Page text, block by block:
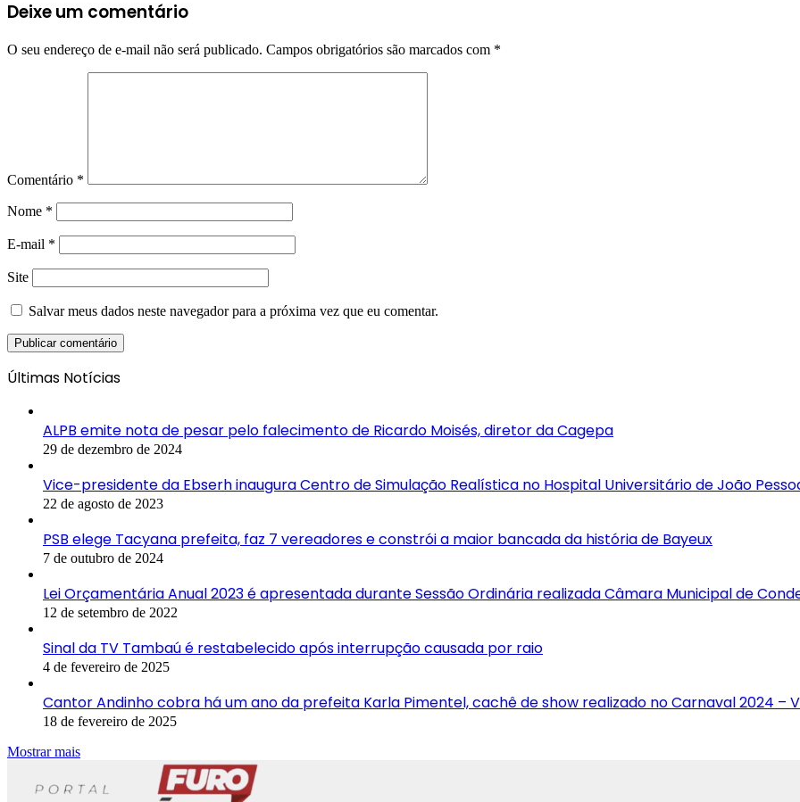
Deixe um comentário
O seu endereço de e-mail não será publicado. Campos obrigatórios são marcados com *
Comentário *
Nome *
E-mail *
Site
Salvar meus dados neste navegador para a próxima vez que eu comentar.
Últimas Notícias
ALPB emite nota de pesar pelo falecimento de Ricardo Moisés, diretor da Cagepa
29 de dezembro de 2024
Vice-presidente da Ebserh inaugura Centro de Simulação Realística no Hospital Universitário de João
22 de agosto de 2023
PSB elege Tacyana prefeita, faz 7 vereadores e constrói a maior bancada da história de Bayeux
7 de outubro de 2024
Lei Orçamentária Anual 2023 é apresentada durante Sessão Ordinária realizada Câmara Municipal de
12 de setembro de 2022
Sinal da TV Tambaú é restabelecido após interrupção causada por raio
4 de fevereiro de 2025
Cantor Andinho cobra há um ano da prefeita Karla Pimentel, cachê de show realizado no Carnaval 2024 –
18 de fevereiro de 2025
Mostrar mais